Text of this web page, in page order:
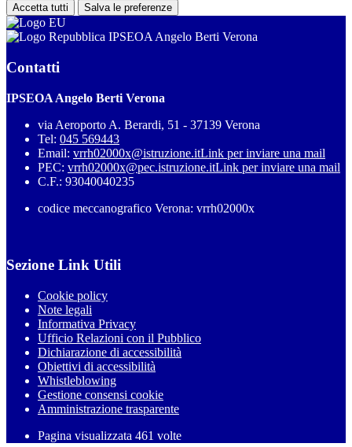
Accetta tutti Salva le preferenze
IPSEOA Angelo Berti Verona
Contatti
IPSEOA Angelo Berti Verona
via Aeroporto A. Berardi, 51 - 37139 Verona
Tel: 045 569443
Email: vrrh02000x@istruzione.itLink per inviare una mail
PEC: vrrh02000x@pec.istruzione.itLink per inviare una mail
C.F.: 93040040235
codice meccanografico Verona: vrrh02000x
Sezione Link Utili
Cookie policy
Note legali
Informativa Privacy
Ufficio Relazioni con il Pubblico
Dichiarazione di accessibilità
Obiettivi di accessibilità
Whistleblowing
Gestione consensi cookie
Amministrazione trasparente
Pagina visualizzata 461 volte